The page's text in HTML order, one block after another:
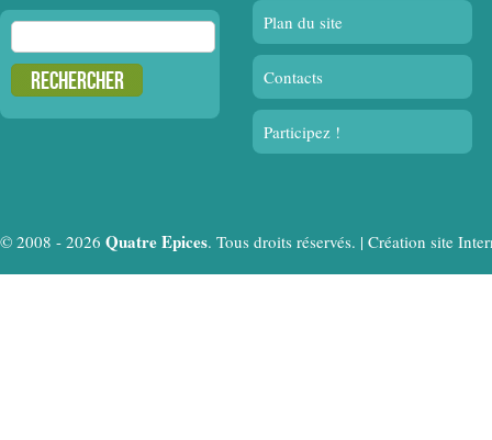
Rechercher : Plan du site
Contacts
Participez !
© 2008 - 2026 Quatre Epices. Tous droits réservés. | Création site